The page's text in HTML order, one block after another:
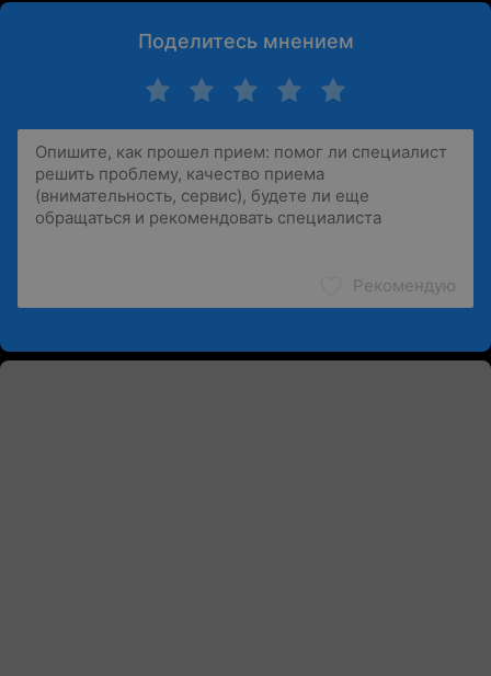
Поделитесь мнением
Рекомендую